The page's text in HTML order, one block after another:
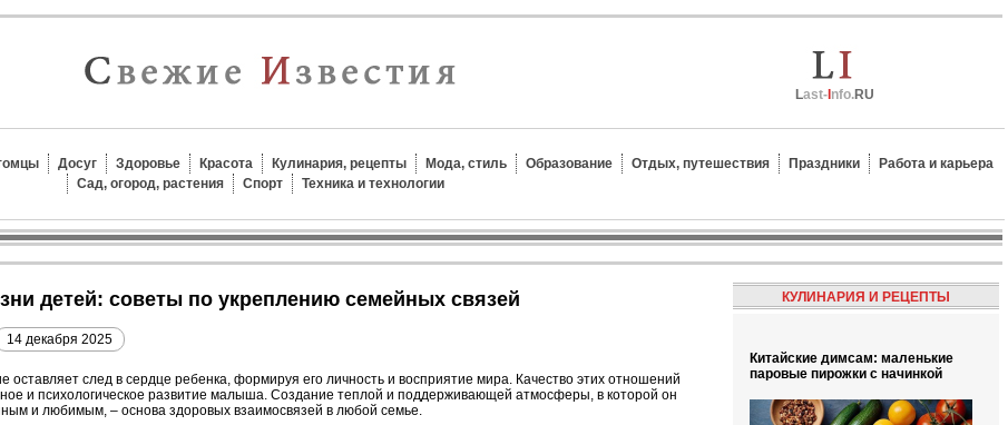
Last- nfo.RU
Досуг Здоровье Красота Кулинария, рецепты Мода, стиль Образование Отдых, путешествия Праздники
Работа и карьера
Сад, огород, растения
Спорт Техника и технологии
детей: советы по укреплению семейных связей
14 декабря 2025
оставляет след в сердце ребенка, формируя его личность и восприятие мира. Качество этих отношений
и психологическое развитие малыша. Создание теплой и поддерживающей атмосферы, в которой он
и любимым, – основа здоровых взаимосвязей в любой семье.
КУЛИНАРИЯ И РЕЦЕПТЫ
Китайские димсам: маленькие
паровые пирожки с начинкой